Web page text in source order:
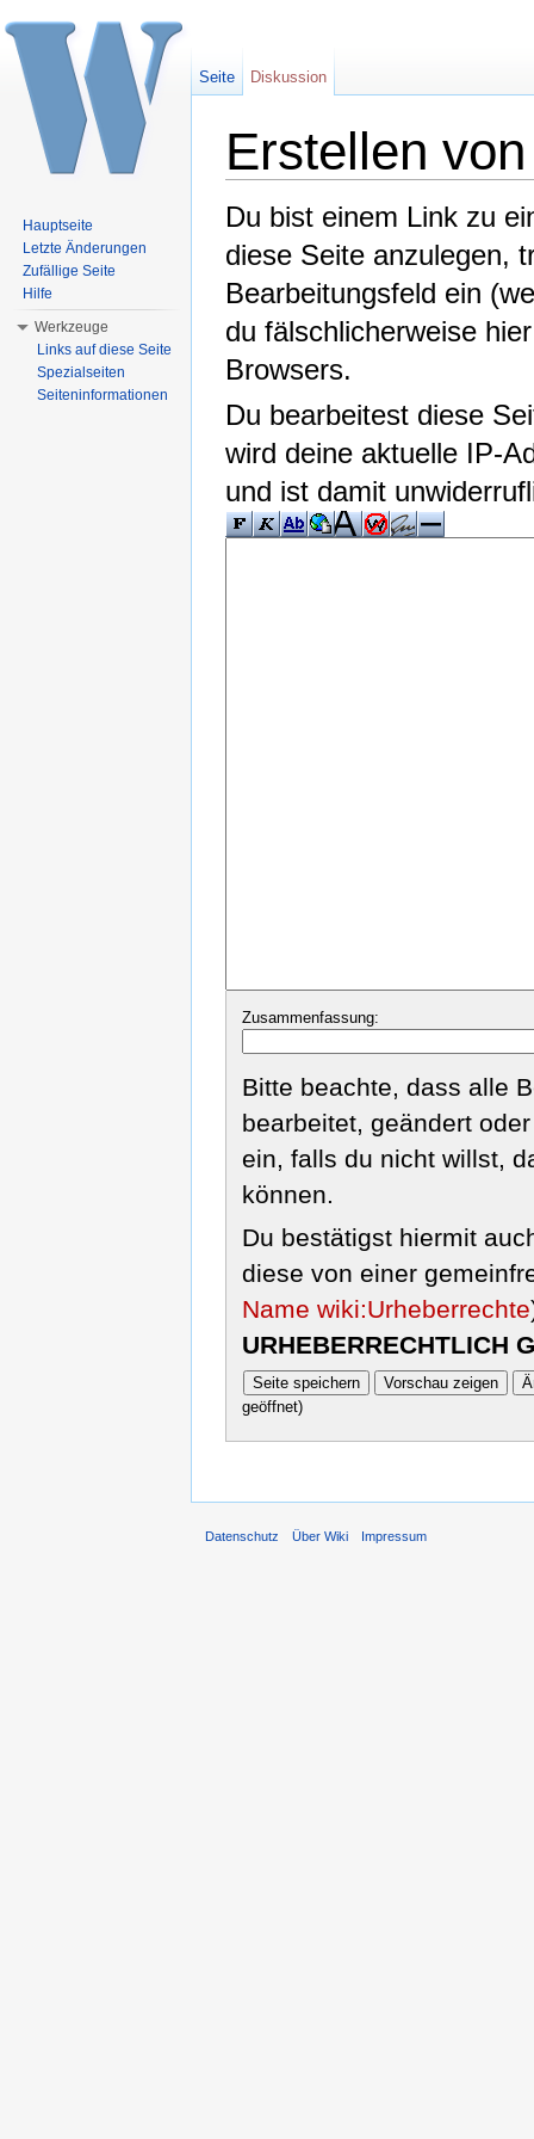
Erstellen
Du bist einem Link zu
diese Seite anzulegen,
Bearbeitungsfeld ein
du fälschlicherweise
Browsers.
Du bearbeitest diese
wird deine aktuelle IP-
und ist damit
Zusammenfassung:
Bitte beachte, dass alle
bearbeitet, geändert
ein, falls du nicht willst,
können.
Du bestätigst hiermit
diese von einer
Name wiki:Urheberrechte
URHEBERRECHTLICH
geöffnet)
Seite Diskussion
Hauptseite
Letzte Änderungen
Zufällige Seite
Hilfe
Werkzeuge
Links auf diese Seite
Spezialseiten
Seiteninformationen
Datenschutz Über Wiki Impressum